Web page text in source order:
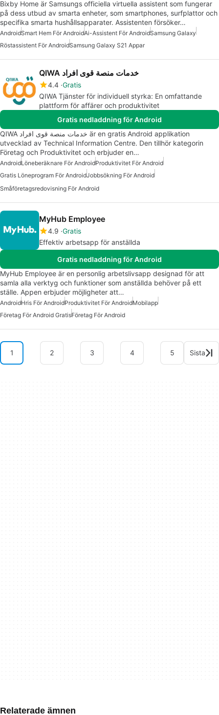
Bixby Home är Samsungs officiella virtuella assistent som fungerar
på dess utbud av smarta enheter, som smartphones, surfplattor och
specifika smarta hushållsapparater. Assistenten försöker…
AndroidSmart Hem För AndroidAi-Assistent För AndroidSamsung Galaxy
Röstassistent För AndroidSamsung Galaxy S21 Appar
QIWA خدمات منصة قوى افراد
4.4 Gratis
QIWA Tjänster för individuell styrka: En omfattande
plattform för affärer och produktivitet
Gratis nedladdning för Android
QIWA خدمات منصة قوى افراد är en gratis Android applikation
utvecklad av Technical Information Centre. Den tillhör kategorin
Företag och Produktivitet och erbjuder en…
AndroidLöneberäknare För AndroidProduktivitet För Android
Gratis Löneprogram För AndroidJobbsökning För Android
Småföretagsredovisning För Android
MyHub Employee
4.9 Gratis
Effektiv arbetsapp för anställda
Gratis nedladdning för Android
MyHub Employee är en personlig arbetslivsapp designad för att
samla alla verktyg och funktioner som anställda behöver på ett
ställe. Appen erbjuder möjligheter att…
AndroidHris För AndroidProduktivitet För AndroidMobilapp
Företag För Android GratisFöretag För Android
1 2 3 4 5 Sista
Relaterade ämnen